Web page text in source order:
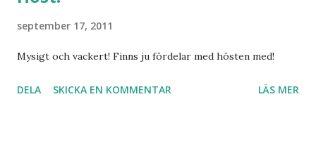
september 17, 2011
Mysigt och vackert! Finns ju fördelar med hösten med!
DELA SKICKA EN KOMMENTAR LÄS MER